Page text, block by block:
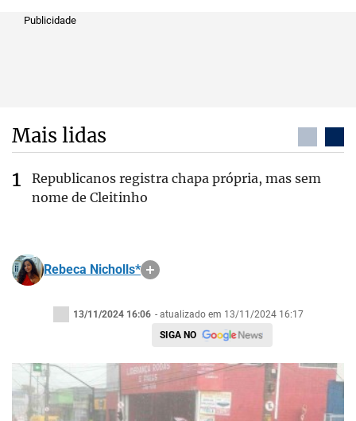
Publicidade
Mais lidas
Republicanos registra chapa própria, mas sem
nome de Cleitinho
Rebeca Nicholls*
13/11/2024 16:06 - atualizado em 13/11/2024 16:17
SIGA NO